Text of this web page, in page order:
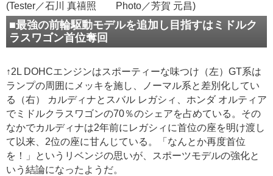
(Tester／石川 真禧照 Photo／芳賀 元昌)
■最強の前輪駆動モデルを追加し目指すはミドルク
ラスワゴン首位奪回
↑2L DOHCエンジンはスポーティーな味つけ（左）GT系は
ランプの周囲にメッキを施し、ノーマル系と差別化してい
る（右） カルディナとスバル レガシィ、ホンダ オルティア
でミドルクラスワゴンの70％のシェアを占めている。その
なかでカルディナは2年前にレガシィに首位の座を明け渡し
て以来、2位の座に甘んじている。「なんとか再度首位
を！」というリベンジの思いが、スポーツモデルの強化と
いう結論になったようだ。